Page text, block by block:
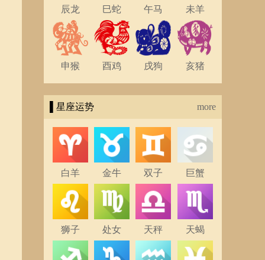
辰龙 巳蛇 午马 未羊
申猴 酉鸡 戌狗 亥猪
▌星座运势 more
白羊 金牛 双子 巨蟹
狮子 处女 天秤 天蝎